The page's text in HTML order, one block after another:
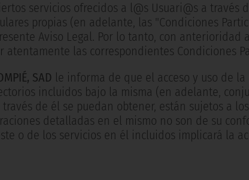
servicios ofrecidos a l@s Usuari@s a través
propias (en adelante, las "Condiciones
Aviso Legal. Por lo tanto, con anterioridad
atentamente las correspondientes Condiciones
SAD le informa de que el acceso y uso de la
incluidos bajo la misma (en adelante,
de él se puedan obtener, están sujetos a
detalladas en el mismo no son de su
o de los servicios en él incluidos implicará la